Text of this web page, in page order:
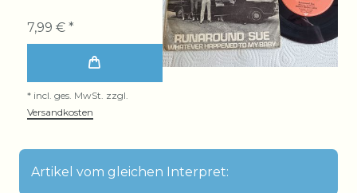
7,99 € *
* incl. ges. MwSt. zzgl.
Versandkosten
Artikel vom gleichen Interpret: